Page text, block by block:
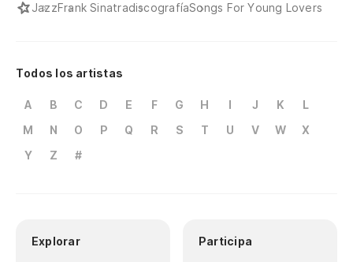
JazzFrank SinatradiscografíaSongs For Young Lovers
Todos los artistas
A B C D E F G H I J K
L
M
N O P Q R S T U V W
X
Y
Z #
Explorar Participa